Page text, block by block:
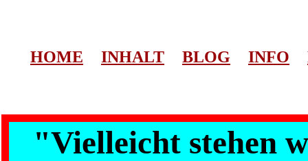
HOME INHALT BLOG INFO
"Vielleicht stehen